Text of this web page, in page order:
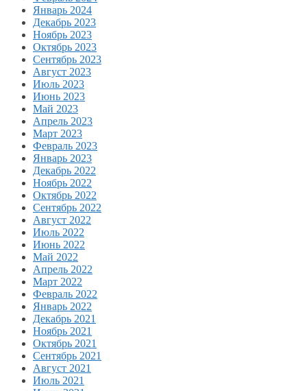
Январь 2024
Декабрь 2023
Ноябрь 2023
Октябрь 2023
Сентябрь 2023
Август 2023
Июль 2023
Июнь 2023
Май 2023
Апрель 2023
Март 2023
Февраль 2023
Январь 2023
Декабрь 2022
Ноябрь 2022
Октябрь 2022
Сентябрь 2022
Август 2022
Июль 2022
Июнь 2022
Май 2022
Апрель 2022
Март 2022
Февраль 2022
Январь 2022
Декабрь 2021
Ноябрь 2021
Октябрь 2021
Сентябрь 2021
Август 2021
Июль 2021